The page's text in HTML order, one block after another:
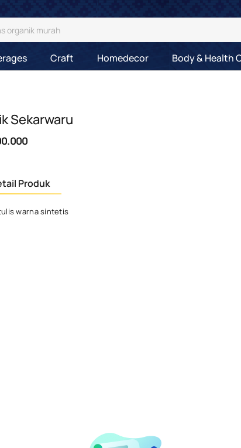
Craft Homedecor Body & Health
Sekarwaru
Produk
warna sintetis